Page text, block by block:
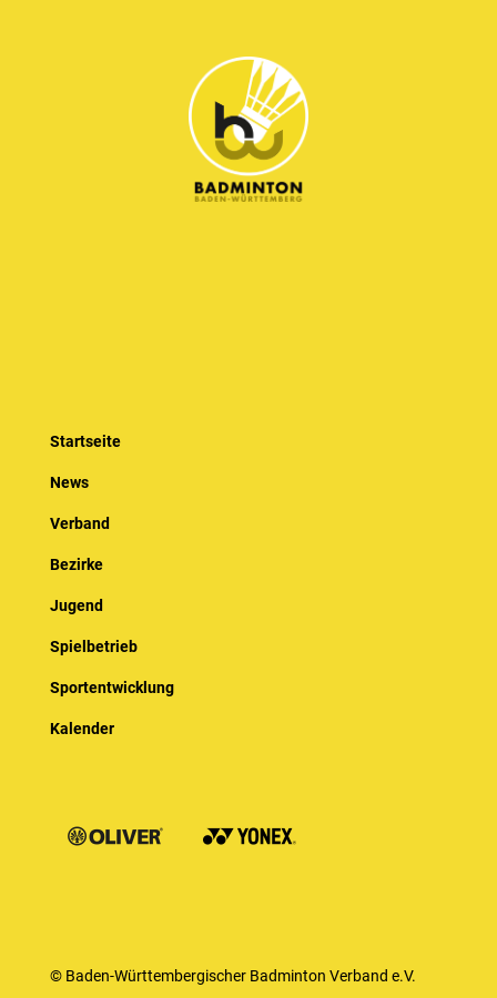
Startseite
News
Verband
Bezirke
Jugend
Spielbetrieb
Sportentwicklung
Kalender
© Baden-Württembergischer Badminton Verband e.V.